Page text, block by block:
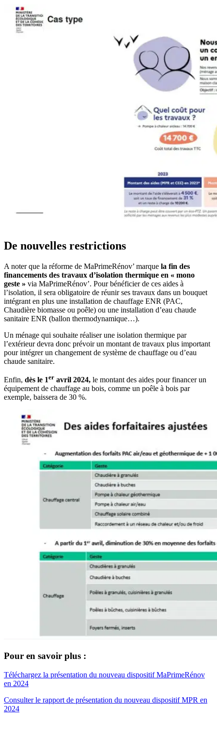
De nouvelles restrictions
A noter que la réforme de MaPrimeRénov’ marque la fin des
financements des travaux d’isolation thermique en « mono
geste » via MaPrimeRénov’. Pour bénéficier de ces aides à
l’isolation, il sera obligatoire de réunir ses travaux dans un bouquet
intégrant en plus une installation de chauffage ENR (PAC,
Chaudière biomasse ou poêle) ou une installation d’eau chaude
sanitaire ENR (ballon thermodynamique…).
Un ménage qui souhaite réaliser une isolation thermique par
l’extérieur devra donc prévoir un montant de travaux plus important
pour intégrer un changement de système de chauffage ou d’eau
chaude sanitaire.
Enfin, dès le 1er avril 2024, le montant des aides pour financer un
équipement de chauffage au bois, comme un poêle à bois par
exemple, baissera de 30 %.
Pour en savoir plus :
Téléchargez la présentation du nouveau dispositif MaPrimeRénov
en 2024
Consulter le rapport de présentation du nouveau dispositif MPR en
2024